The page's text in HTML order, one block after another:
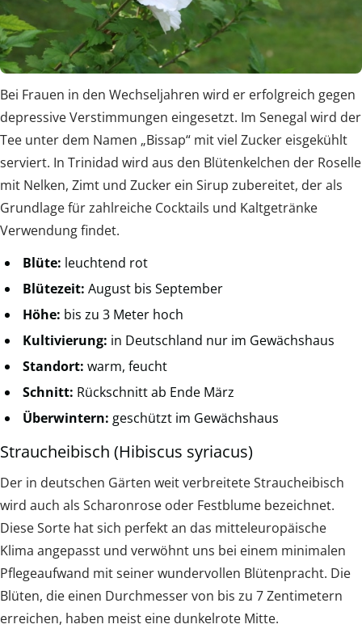
Bei Frauen in den Wechseljahren wird er erfolgreich gegen
depressive Verstimmungen eingesetzt. Im Senegal wird der
Tee unter dem Namen „Bissap“ mit viel Zucker eisgekühlt
serviert. In Trinidad wird aus den Blütenkelchen der Roselle
mit Nelken, Zimt und Zucker ein Sirup zubereitet, der als
Grundlage für zahlreiche Cocktails und Kaltgetränke
Verwendung findet.
Blüte: leuchtend rot
Blütezeit: August bis September
Höhe: bis zu 3 Meter hoch
Kultivierung: in Deutschland nur im Gewächshaus
Standort: warm, feucht
Schnitt: Rückschnitt ab Ende März
Überwintern: geschützt im Gewächshaus
Straucheibisch (Hibiscus syriacus)
Der in deutschen Gärten weit verbreitete Straucheibisch
wird auch als Scharonrose oder Festblume bezeichnet.
Diese Sorte hat sich perfekt an das mitteleuropäische
Klima angepasst und verwöhnt uns bei einem minimalen
Pflegeaufwand mit seiner wundervollen Blütenpracht. Die
Blüten, die einen Durchmesser von bis zu 7 Zentimetern
erreichen, haben meist eine dunkelrote Mitte.